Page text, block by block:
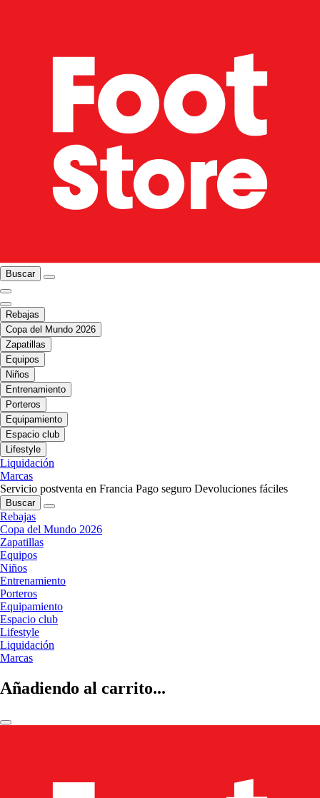
Buscar
Rebajas
Copa del Mundo 2026
Zapatillas
Equipos
Niños
Entrenamiento
Porteros
Equipamiento
Espacio club
Lifestyle
Liquidación
Marcas
Servicio postventa en Francia Pago seguro Devoluciones fáciles
Buscar
Rebajas
Copa del Mundo 2026
Zapatillas
Equipos
Niños
Entrenamiento
Porteros
Equipamiento
Espacio club
Lifestyle
Liquidación
Marcas
Añadiendo al carrito...